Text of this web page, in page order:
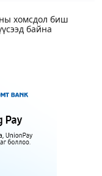
хомсдол биш
байна
ус зайлуулах
энэ
зохион